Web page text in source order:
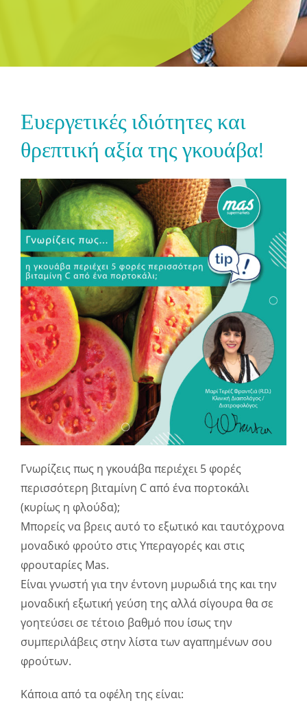
Ευεργετικές ιδιότητες και
θρεπτική αξία της γκουάβα!
Γνωρίζεις πως η γκουάβα περιέχει 5 φορές
περισσότερη βιταμίνη C από ένα πορτοκάλι
(κυρίως η φλούδα);
Μπορείς να βρεις αυτό το εξωτικό και ταυτόχρονα
μοναδικό φρούτο στις Υπεραγορές και στις
φρουταρίες Mas.
Είναι γνωστή για την έντονη μυρωδιά της και την
μοναδική εξωτική γεύση της αλλά σίγουρα θα σε
γοητεύσει σε τέτοιο βαθμό που ίσως την
συμπεριλάβεις στην λίστα των αγαπημένων σου
φρούτων.
Κάποια από τα οφέλη της είναι: